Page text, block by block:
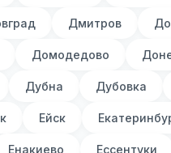
Дмитров
Домодедово
Дубна Дубовка
Ейск
Енакиево Ессентуки